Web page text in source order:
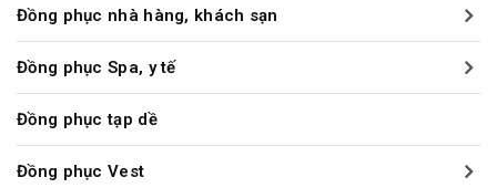
Đồng phục nhà hàng, khách sạn
Đồng phục Spa, y tế
Đồng phục tạp dề
Đồng phục Vest